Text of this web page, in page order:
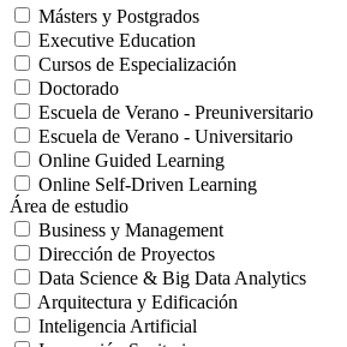
Másters y Postgrados
Executive Education
Cursos de Especialización
Doctorado
Escuela de Verano - Preuniversitario
Escuela de Verano - Universitario
Online Guided Learning
Online Self-Driven Learning
Área de estudio
Business y Management
Dirección de Proyectos
Data Science & Big Data Analytics
Arquitectura y Edificación
Inteligencia Artificial